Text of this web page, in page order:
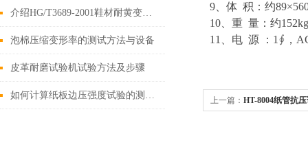
介绍HG/T3689-2001鞋材耐黄变的试验方法
泡棉压缩变形率的测试方法与设备
皮革耐磨试验机试验方法及步骤
如何计算纸板边压强度试验的测试值？
9、体 积：约
10、重 量：约152kg
11、电 源 ：1∮，
上一篇： HT-8004纸管抗